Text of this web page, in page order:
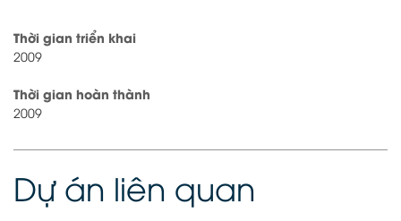
Thời gian triển khai
2009
Thời gian hoàn thành
2009
Dự án liên quan